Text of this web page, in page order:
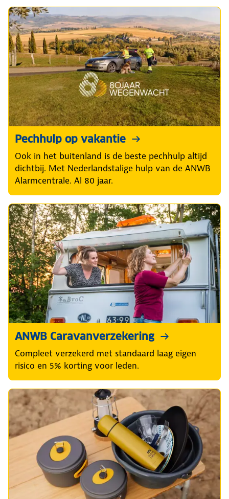
Pechhulp op vakantie
Ook in het buitenland is de beste pechhulp altijd
dichtbij. Met Nederlandstalige hulp van de ANWB
Alarmcentrale. Al 80 jaar.
ANWB Caravanverzekering
Compleet verzekerd met standaard laag eigen
risico en 5% korting voor leden.